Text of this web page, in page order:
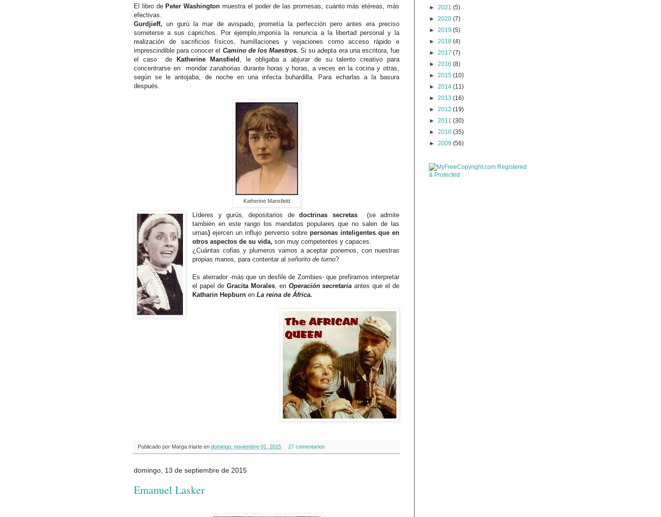
El libro dePeter Washington muestra el poder de las promesas, cuánto más etéreas, más
efectivas.
Gurdjieff, un gurú la mar de avispado, prometía la perfección pero antes era preciso
someterse a sus caprichos. Por ejemplo,imponía la renuncia a la libertad personal y la
realización de sacrificios físicos, humillaciones y vejaciones como acceso rápido e
imprescindible para conocer el Camino de los Maestros. Si su adepta era una escritora, fue
el caso de
Katherine Mansfield , le obligaba a abjurar de su talento creativo para
concentrarse en mondar zanahorias durante horas y horas, a veces en la cocina y otras,
según se le antojaba, de noche en una infecta buhardilla. Para echarlas a la basura
después.
Katherine Mansfield
Líderes y gurús, depositarios dedoctrinas secretas (se admite
también en este rango los mandatos populares que no salen de las
urnas) ejercen un influjo perverso sobrepersonas inteligentes que en
otros aspectos de su vida,son muy competentes y capaces.
¿Cuántas cofias y plumeros vamos a aceptar ponernos, con nuestras
propias manos, para contentar alseñorito de turno?
Es aterrador -más que un desfile de Zombies- que prefiramos interpretar
el papel de Gracita Morales, en Operación secretaria antes que el de
Katharin HepburnenLa reina de África.
Publicado por Marga Iriarte en domingo, noviembre 01, 2015 27 comentarios
domingo, 13 de septiembre de 2015
Emanuel Lasker
► 2021 (5)
► 2020 (7)
► 2019 (5)
► 2018 (4)
► 2017 (7)
► 2016 (8)
► 2015 (10)
► 2014 (11)
► 2013 (16)
► 2012 (19)
► 2011 (30)
► 2010 (35)
► 2009 (56)